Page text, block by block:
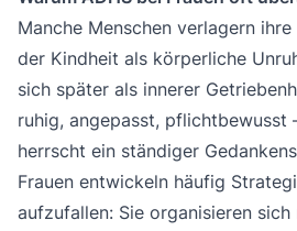
Manche Menschen verlagern
der Kindheit als körperliche
sich später als innerer
ruhig, angepasst, pflichtbewusst
herrscht ein ständiger
Frauen entwickeln häufig
aufzufallen: Sie organisieren